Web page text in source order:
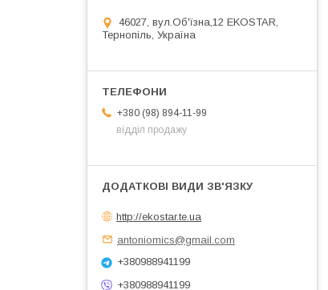
46027, вул.Об'їзна,12 EKOSTAR,
Тернопіль, Україна
+380 (98) 894-11-99
відділ продажу
http://ekostar.te.ua
antoniomics@gmail.com
+380988941199
+380988941199